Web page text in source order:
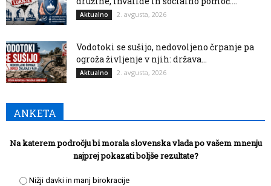
Aktualno 2. avgusta, 2026
Vodotoki se sušijo, nedovoljeno črpanje pa
ogroža življenje v njih: država...
Aktualno 2. avgusta, 2026
ANKETA
Na katerem področju bi morala slovenska vlada po vašem mnenju
najprej pokazati boljše rezultate?
Nižji davki in manj birokracije